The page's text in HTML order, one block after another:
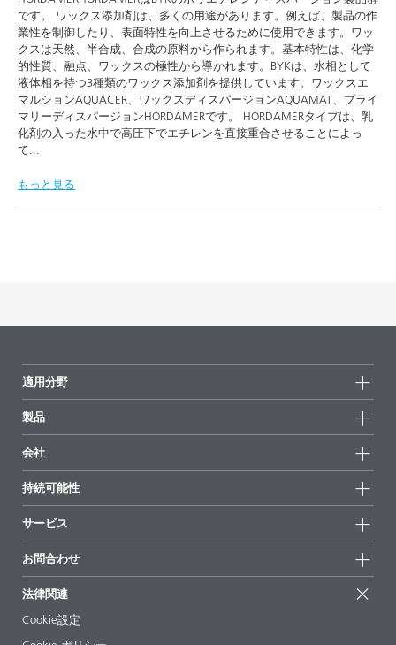
です。 ワックス添加剤は、多くの用途があります。例えば、製品の作
業性を制御したり、表面特性を向上させるために使用できます。ワッ
クスは天然、半合成、合成の原料から作られます。基本特性は、化学
的性質、融点、ワックスの極性から導かれます。BYKは、水相として
液体相を持つ3種類のワックス添加剤を提供しています。ワックスエ
マルションAQUACER、ワックスディスパージョンAQUAMAT、プライ
マリーディスパージョンHORDAMERです。 HORDAMERタイプは、乳
化剤の入った水中で高圧下でエチレンを直接重合させることによっ
て
もっと見る
適用分野
製品
全製品
ハイライト
会社
ニュース
拠点と販売代理店
展示会 & イベント
経営陣
持続可能性
持続可能な製品
サクセスストーリー
EcoVadis
証明書
サービス
配合の出発点
論文記事
ebooks(電子書籍)
お問合わせ
法律関連
Cookie設定